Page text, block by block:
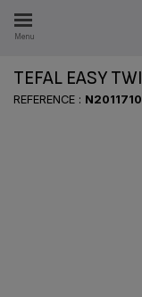
Menu
I 15 ÅR
TEFAL EASY
REFERENCE : N2011710